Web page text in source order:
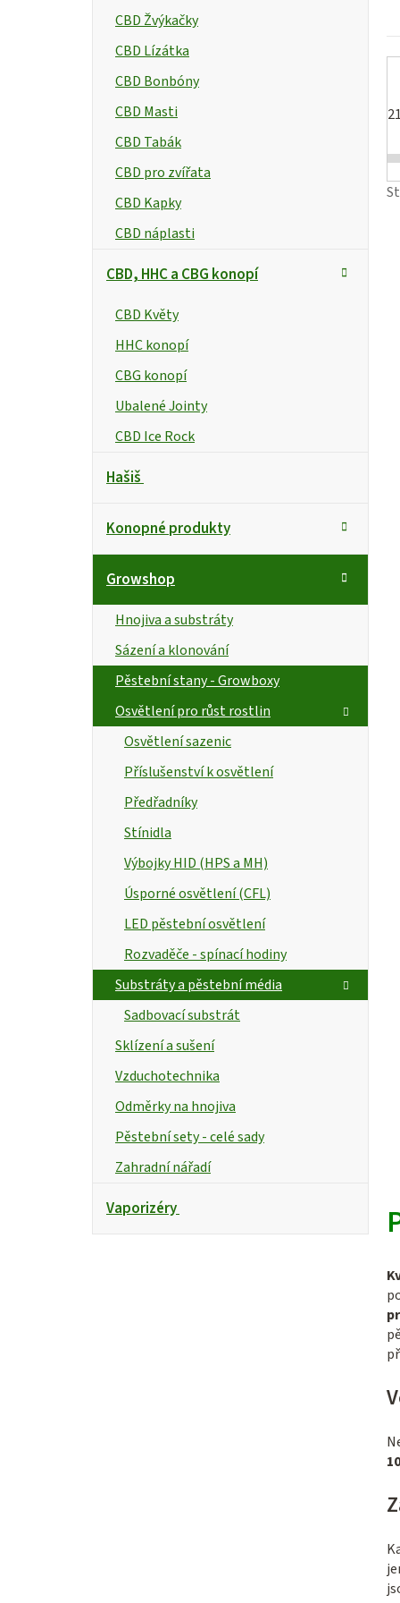
CBD Žvýkačky
CBD Lízátka
CBD Bonbóny
CBD Masti
CBD Tabák
CBD pro zvířata
CBD Kapky
CBD náplasti
CBD, HHC a CBG konopí
CBD Květy
HHC konopí
CBG konopí
Ubalené Jointy
CBD Ice Rock
Hašiš
Konopné produkty
Growshop
Hnojiva a substráty
Sázení a klonování
Pěstební stany - Growboxy
Osvětlení pro růst rostlin
Osvětlení sazenic
Příslušenství k osvětlení
Předřadníky
Stínidla
Výbojky HID (HPS a MH)
Úsporné osvětlení (CFL)
LED pěstební osvětlení
Rozvaděče - spínací hodiny
Substráty a pěstební média
Sadbovací substrát
Sklízení a sušení
Vzduchotechnika
Odměrky na hnojiva
Pěstební sety - celé sady
Zahradní nářadí
Vaporizéry
k
ů